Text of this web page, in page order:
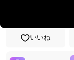
いいね